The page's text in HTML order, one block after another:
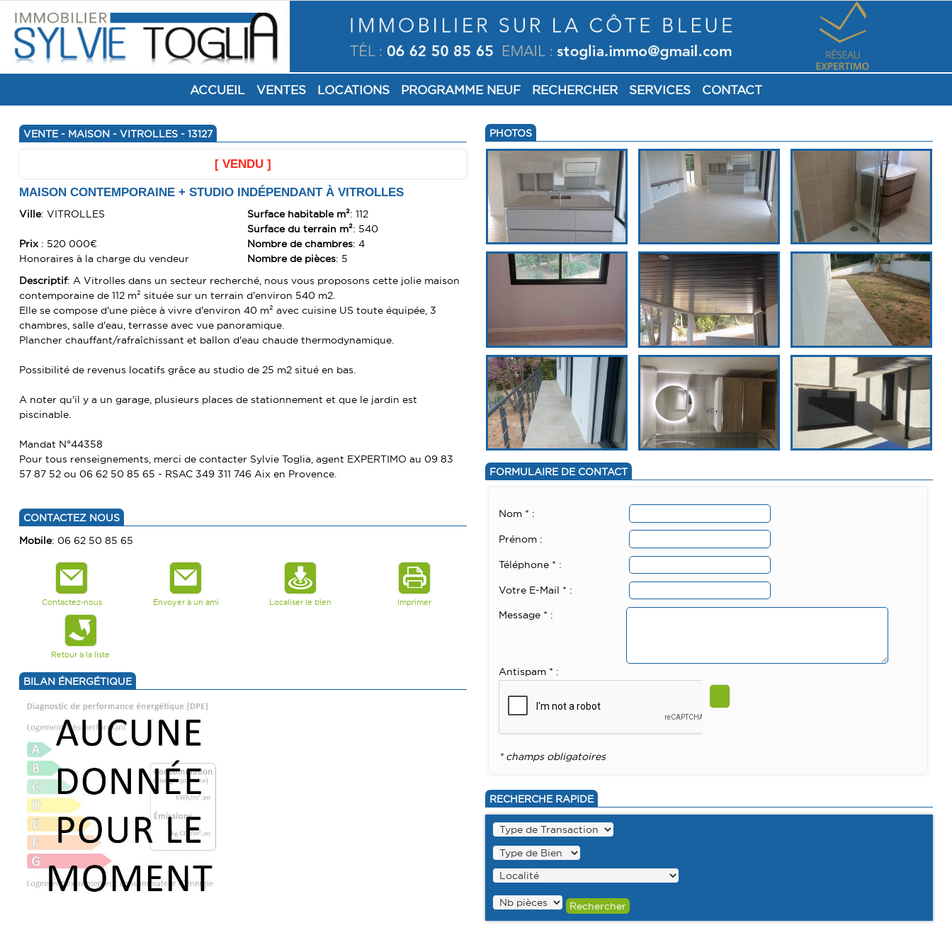
ACCUEIL VENTES LOCATIONS PROGRAMME NEUF RECHERCHER SERVICES CONTACT
VENTE - MAISON - VITROLLES - 13127
[ VENDU ]
MAISON CONTEMPORAINE + STUDIO INDÉPENDANT À VITROLLES
Ville: VITROLLES
Prix : 520 000€
Honoraires à la charge du vendeur
Surface habitable m²: 112
Surface du terrain m²: 540
Nombre de chambres: 4
Nombre de pièces: 5
Descriptif: A Vitrolles dans un secteur recherché, nous vous proposons cette jolie maison
contemporaine de 112 m² située sur un terrain d'environ 540 m2.
Elle se compose d'une pièce à vivre d'environ 40 m² avec cuisine US toute équipée, 3
chambres, salle d'eau, terrasse avec vue panoramique.
Plancher chauffant/rafraîchissant et ballon d'eau chaude thermodynamique.
Possibilité de revenus locatifs grâce au studio de 25 m2 situé en bas.
A noter qu'il y a un garage, plusieurs places de stationnement et que le jardin est
piscinable.
Mandat N°44358
Pour tous renseignements, merci de contacter Sylvie Toglia, agent EXPERTIMO au 09 83
57 87 52 ou 06 62 50 85 65 - RSAC 349 311 746 Aix en Provence.
CONTACTEZ NOUS
Mobile: 06 62 50 85 65
Contactez-nous Envoyer à un ami Localiser le bien Imprimer
Retour à la liste
BILAN ÉNERGÉTIQUE
PHOTOS
FORMULAIRE DE CONTACT
Nom * :
Prénom :
Téléphone * :
Votre E-Mail * :
Message * :
Antispam * :
* champs obligatoires
RECHERCHE RAPIDE